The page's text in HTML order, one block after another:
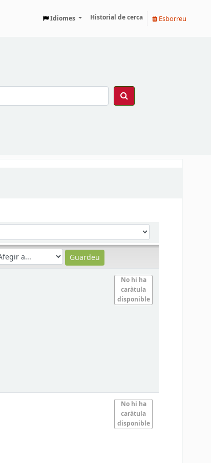
Idiomes Historial de cerca Esborreu
No hi ha
caràtula
disponible
No hi ha
caràtula
disponible